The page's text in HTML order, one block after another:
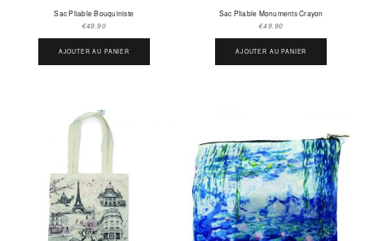
Sac Pliable Bouquiniste
€49.90
AJOUTER AU PANIER
Sac Pliable Monuments Crayon
€49.90
AJOUTER AU PANIER